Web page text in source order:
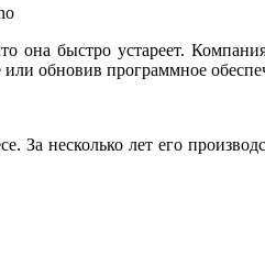
быстро устареет.
обновив программное
несколько лет его